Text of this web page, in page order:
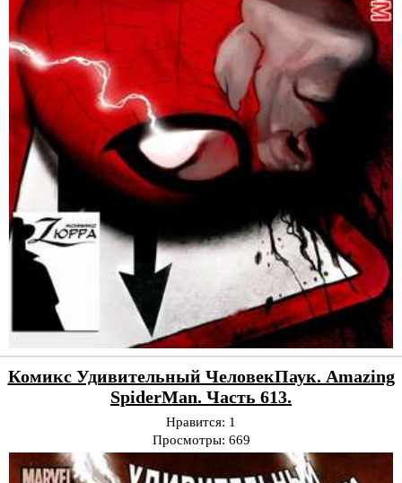
Комикс Удивительный ЧеловекПаук. Amazing
SpiderMan. Часть 613.
Нравится: 1
Просмотры: 669